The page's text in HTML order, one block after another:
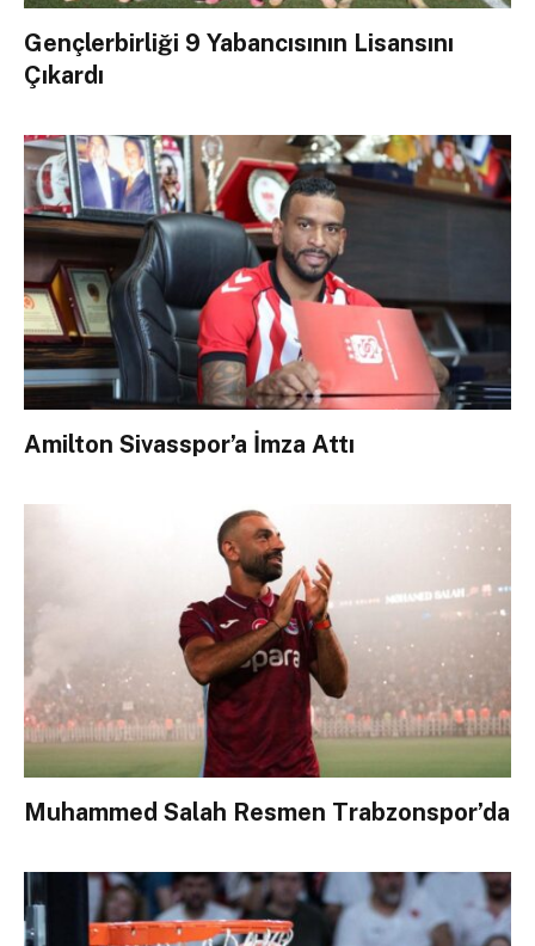
Gençlerbirliği 9 Yabancısının Lisansını
Çıkardı
Amilton Sivasspor’a İmza Attı
Muhammed Salah Resmen Trabzonspor’da